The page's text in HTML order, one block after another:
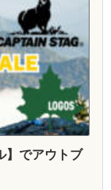
】でアウトブ